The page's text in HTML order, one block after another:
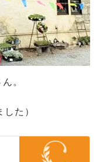
。
た）